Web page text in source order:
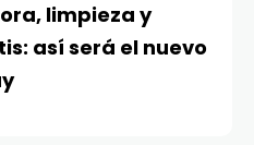
limpieza y
así será el nuevo